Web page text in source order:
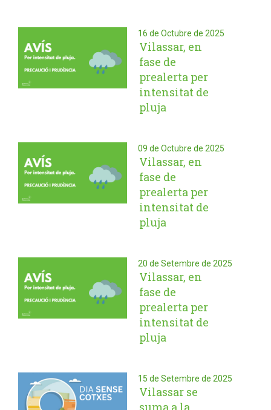
16 de Octubre de 2025
Vilassar, en
fase de
prealerta per
intensitat de
pluja
09 de Octubre de 2025
Vilassar, en
fase de
prealerta per
intensitat de
pluja
20 de Setembre de 2025
Vilassar, en
fase de
prealerta per
intensitat de
pluja
15 de Setembre de 2025
Vilassar se
suma a la